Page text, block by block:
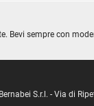
Bevi sempre con
S.r.l. - Via di